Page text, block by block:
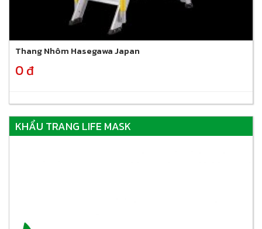
Thang Nhôm Hasegawa Japan
0 đ
KHẨU TRANG LIFE MASK